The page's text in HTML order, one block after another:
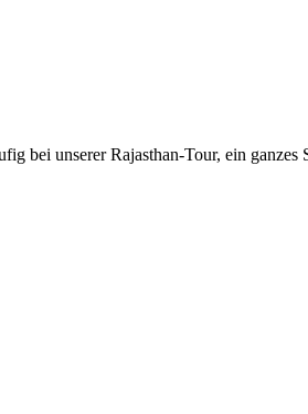
bei unserer Rajasthan-Tour, ein ganzes